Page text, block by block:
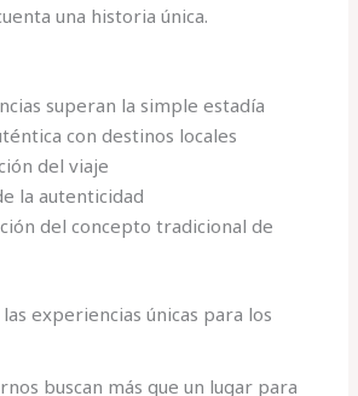
una historia única.
superan la simple estadía
con destinos locales
del viaje
la autenticidad
del concepto tradicional de
experiencias únicas para los
buscan más que un lugar para